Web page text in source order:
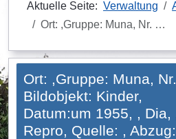
Aktuelle Seite: Verwaltung
Ort: ,Gruppe: Muna, Nr. …
Ort: ,Gruppe: Muna,
Bildobjekt: Kinder,
Datum:um 1955, , Dia,
Repro, Quelle: ,